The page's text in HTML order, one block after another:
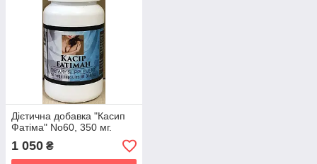
Дієтична добавка "Касип
Фатіма" No60, 350 мг.
1 050 ₴